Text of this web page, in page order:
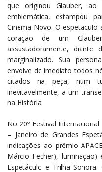
que originou Glauber,
emblemática, estampou
Cinema Novo. O espetáculo
coração de um
assustadoramente,
marginalizado. Sua
envolve de imediato todos
citados na peça, num
inevitavelmente, a um
na História.
No 20º Festival
– Janeiro de Grandes
indicações ao prêmio
Márcio Fecher),
Espetáculo e Trilha